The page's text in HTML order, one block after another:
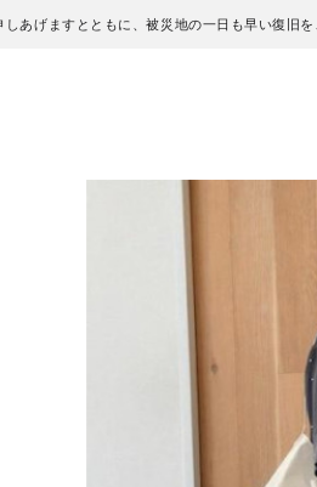
あげますとともに、被災地の一日も早い復旧を